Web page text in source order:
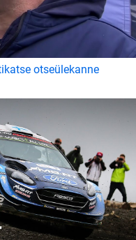
otseülekanne